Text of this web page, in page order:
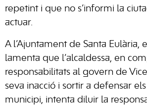
repetint i que no s’informi la
actuar.
A l’Ajuntament de Santa Eulària,
lamenta que l’alcaldessa, en
responsabilitats al govern de
seva inacció i sortir a defensar
municipi, intenta diluir la